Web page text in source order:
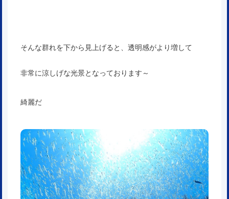
そんな群れを下から見上げると、透明感がより増して
非常に涼しげな光景となっております～
綺麗だ